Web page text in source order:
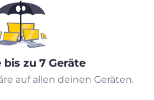
bis zu 7 Geräte
auf allen deinen Geräten.